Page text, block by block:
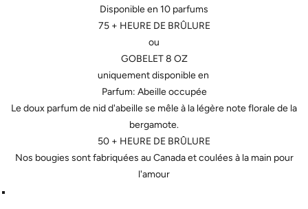
Disponible en 10 parfums
75 + HEURE DE BRÛLURE
ou
GOBELET 8 OZ
uniquement disponible en
Parfum: Abeille occupée
Le doux parfum de nid d'abeille se mêle à la légère note florale de la
bergamote.
50 + HEURE DE BRÛLURE
Nos bougies sont fabriquées au Canada et coulées à la main pour
l'amour